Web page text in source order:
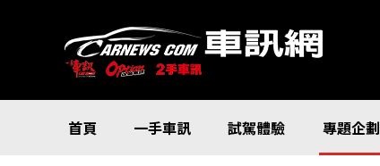
首頁 一手車訊 試駕體驗 專題企劃